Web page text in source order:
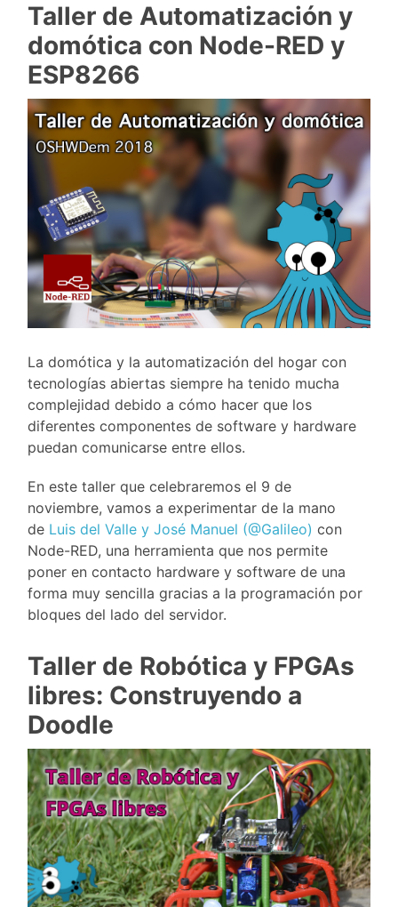
Taller de Automatización y
domótica con Node-RED y
ESP8266
La domótica y la automatización del hogar con
tecnologías abiertas siempre ha tenido mucha
complejidad debido a cómo hacer que los
diferentes componentes de software y hardware
puedan comunicarse entre ellos.
En este taller que celebraremos el 9 de
noviembre, vamos a experimentar de la mano
de Luis del Valle y José Manuel (@Galileo) con
Node-RED, una herramienta que nos permite
poner en contacto hardware y software de una
forma muy sencilla gracias a la programación por
bloques del lado del servidor.
Taller de Robótica y FPGAs
libres: Construyendo a
Doodle